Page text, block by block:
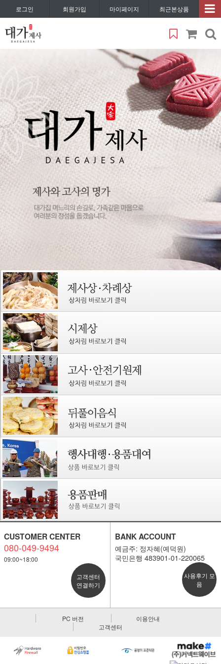
로그인 회원가입 마이페이지 최근본상품
CUSTOMER CENTER
080-049-9494
09:00~18:00
고객센터
연결하기
BANK ACCOUNT
예금주: 정자혜(예덕원)
국민은행 483901-01-220065
사용후기 모
음
PC 버전
이용안내
고객센터